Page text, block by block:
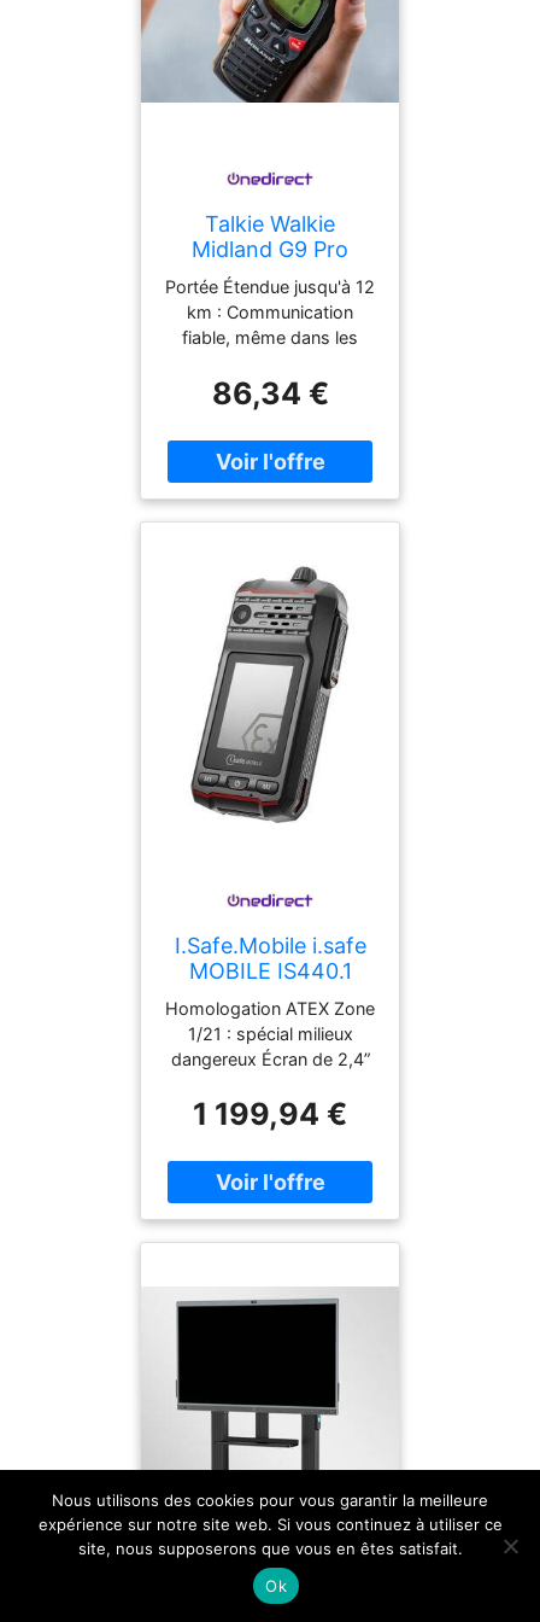
Talkie Walkie
Midland G9 Pro
Talkie walkie longue
portée et robuste,
parfait pour la
chasse et les
environnements
exigeants.
Portée Étendue jusqu'à 12
km : Communication
fiable, même dans les
Canaux d’Urgence et
Préréglages de Chasse :
Accès rapide aux
fréquences dédiées pour
Activez les
communications sans
avoir à appuyer sur un
bouton, idéal pour les
activités en mouvement.
Conception Robuste et
Résistante aux
Intempéries : Certifié pour
résister aux conditions
difficiles, y compris la
pluie et les chocs. Batterie
prolongée pour rester
86,34 €
I.Safe.Mobile i.safe
MOBILE IS440.1
Talkie walkie 4/5G
robuste certifié
ATEX Zone 1/21,
idéal dans les
environnements
industriels exigeants.
Homologation ATEX Zone
1/21 : spécial milieux
dangereux Écran de 2,4”
Couverture réseau 4G
LTE et 5G Batterie
2400mAh : longue
autonomie Double SIM (
Wi-Fi 6, Bluetooth 5.2,
NFC, GPS multi-satellites
1 199,94 €
Nous utilisons des cookies pour vous garantir la meilleure
expérience sur notre site web. Si vous continuez à utiliser ce
site, nous supposerons que vous en êtes satisfait.
Ok